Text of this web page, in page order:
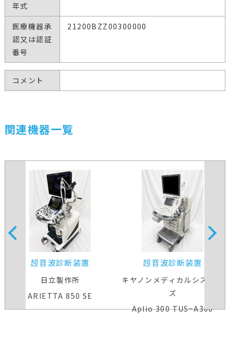
年式
医療機器承
認又は認証
番号
21200BZZ00300000
コメント
関連機器一覧
超音波診断装置
日立製作所
ARIETTA 850 SE
超音波診断装置
キヤノンメディカルシステム
ズ
Aplio 300 TUS−A300